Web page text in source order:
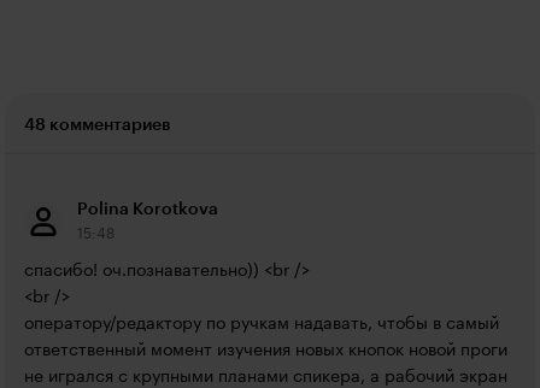
48 комментариев
Polina Korotkova
15:48
спасибо! оч.познавательно)) <br />
<br />
оператору/редактору по ручкам надавать, чтобы в самый
ответственный момент изучения новых кнопок новой проги
не игрался с крупными планами спикера, а рабочий экран